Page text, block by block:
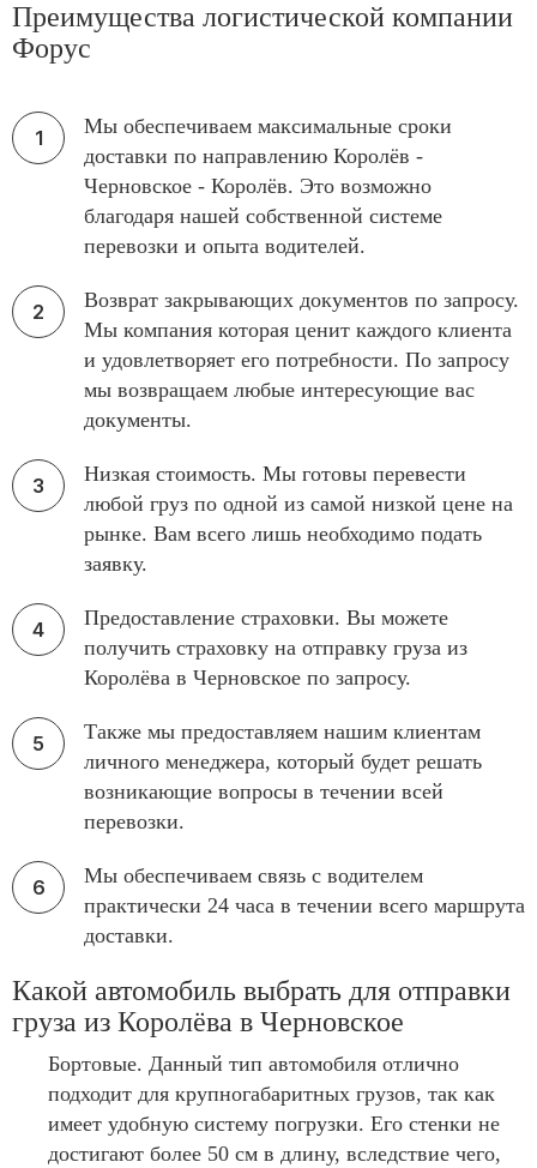
Преимущества логистической компании
Форус
Мы обеспечиваем максимальные сроки
доставки по направлению Королёв -
Черновское - Королёв. Это возможно
благодаря нашей собственной системе
перевозки и опыта водителей.
Возврат закрывающих документов по запросу.
Мы компания которая ценит каждого клиента
и удовлетворяет его потребности. По запросу
мы возвращаем любые интересующие вас
документы.
Низкая стоимость. Мы готовы перевести
любой груз по одной из самой низкой цене на
рынке. Вам всего лишь необходимо подать
заявку.
Предоставление страховки. Вы можете
получить страховку на отправку груза из
Королёва в Черновское по запросу.
Также мы предоставляем нашим клиентам
личного менеджера, который будет решать
возникающие вопросы в течении всей
перевозки.
Мы обеспечиваем связь с водителем
практически 24 часа в течении всего маршрута
доставки.
Какой автомобиль выбрать для отправки
груза из Королёва в Черновское
Бортовые. Данный тип автомобиля отлично
подходит для крупногабаритных грузов, так как
имеет удобную систему погрузки. Его стенки не
достигают более 50 см в длину, вследствие чего,